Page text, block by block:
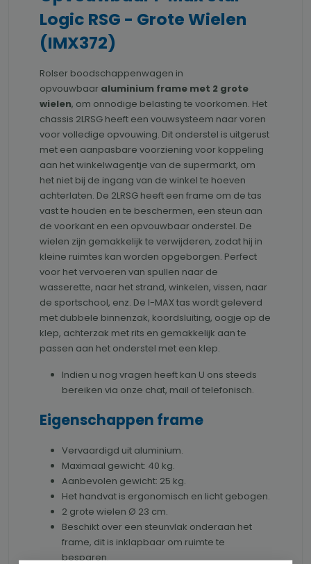
Logic RSG - Grote Wielen
(IMX372)
Rolser boodschappenwagen in
opvouwbaar aluminium frame met 2 grote
wielen, om onnodige belasting te voorkomen. Het
chassis 2LRSG heeft een vouwsysteem naar voren
voor volledige opvouwing. Dit onderstel is uitgerust
met een aanpasbare voorziening voor koppeling
aan het winkelwagentje van de supermarkt, om
het niet bij de ingang van de winkel te hoeven
achterlaten. De 2LRSG heeft een frame om de tas
vast te houden en te beschermen, een steun aan
de voorkant en een opvouwbaar onderstel. De
wielen zijn gemakkelijk te verwijderen, zodat hij in
kleine ruimtes kan worden opgeborgen. Perfect
voor het vervoeren van spullen naar de
wasserette, naar het strand, winkelen, vissen, naar
de sportschool, enz. De I-MAX tas wordt geleverd
met dubbele binnenzak, koordsluiting, oogje op de
klep, achterzak met rits en gemakkelijk aan te
passen aan het onderstel met een klep.
Indien u nog vragen heeft kan U ons steeds
bereiken via onze chat, mail of telefonisch.
Eigenschappen frame
Vervaardigd uit aluminium.
Maximaal gewicht: 40 kg.
Aanbevolen gewicht: 25 kg.
Het handvat is ergonomisch en licht gebogen.
2 grote wielen Ø 23 cm.
Beschikt over een steunvlak onderaan het
frame, dit is inklapbaar om ruimte te
besparen.